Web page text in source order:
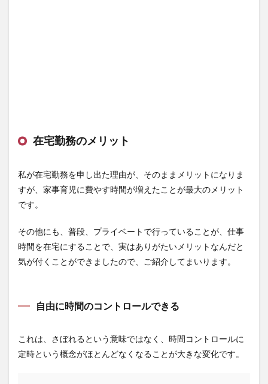
にする
一定の
環境音
を作る
れた
時間
の中
での
管理
ジャー
ナリン
グ
在宅勤務のメリット
私が在宅勤務を申し出た理由が、そのままメリットになりま
すが、家事育児に費やす時間が増えたことが最大のメリット
です。
その他にも、普段、プライベートで行っていることが、仕事
時間を在宅にすることで、実はありがたいメリットなんだと
気が付くことができましたので、ご紹介してまいります。
自由に時間のコントロールできる
これは、さぼれるという意味ではなく、時間コントロールに
定時という概念がほとんどなくなることが大きな変化です。